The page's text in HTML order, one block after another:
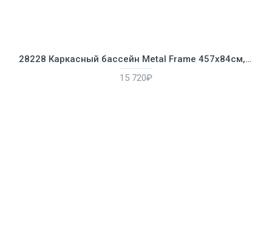
28228 Каркасный бассейн Metal Frame 457х84см, 11325л, фильтр-насос 2006л/ч, лестница, тент, подстилка
15 720₽